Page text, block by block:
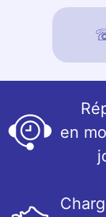
en